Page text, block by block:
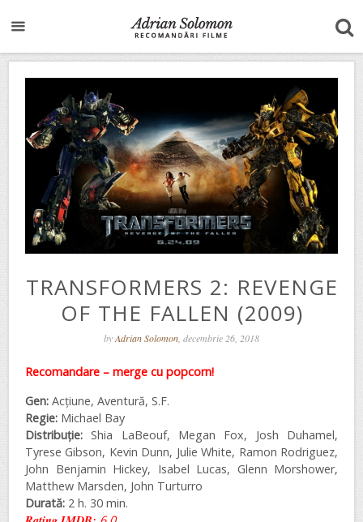
TRANSFORMERS 2: REVENGE
OF THE FALLEN (2009)
byAdrian Solomon, decembrie 26, 2018
Recomandare – merge cu popcorn!
Gen: Acțiune, Aventură, S.F.
Regie: Michael Bay
Distribuție:Shia LaBeouf, Megan Fox, Josh Duhamel,
Tyrese Gibson, Kevin Dunn, Julie White, Ramon Rodriguez,
John Benjamin Hickey, Isabel Lucas, Glenn Morshower,
Matthew Marsden, John Turturro
Durată: 2 h. 30 min.